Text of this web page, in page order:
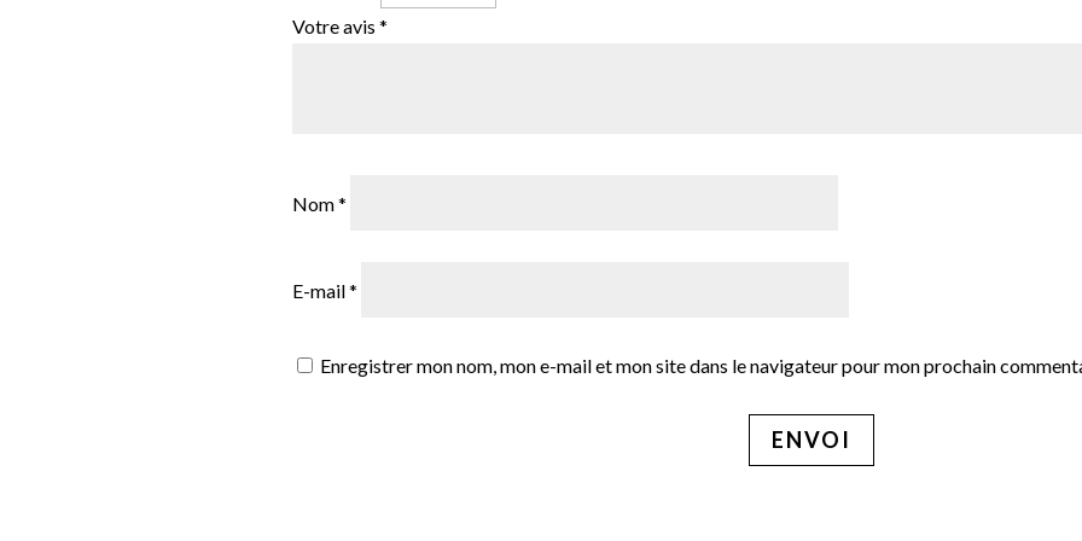
Votre avis *
Nom*
E-mail*
Enregistrer mon nom, mon e-mail et mon site dans le navigateur pour mon prochain
ENVOI